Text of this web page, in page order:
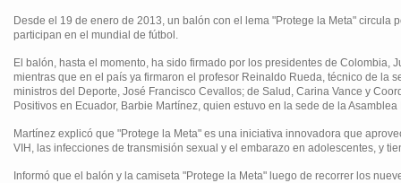
Desde el 19 de enero de 2013, un balón con el lema "Protege la Meta"
participan en el mundial de fútbol.
El balón, hasta el momento, ha sido firmado por los presidentes de
mientras que en el país ya firmaron el profesor Reinaldo Rueda, técnico de la
ministros del Deporte, José Francisco Cevallos; de Salud, Carina Vance y
Positivos en Ecuador, Barbie Martínez, quien estuvo en la sede de la
Martínez explicó que "Protege la Meta" es una iniciativa innovadora que
VIH, las infecciones de transmisión sexual y el embarazo en adolescentes, y
Informó que el balón y la camiseta "Protege la Meta" luego de recorrer los